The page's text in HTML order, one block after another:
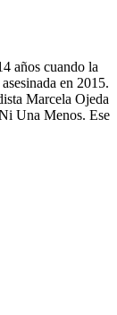
años cuando la
en 2015.
Marcela Ojeda
Una Menos. Ese